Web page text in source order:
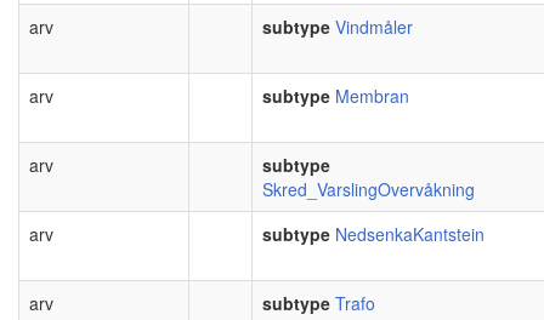
arv subtype Vindmåler
arv subtype Membran
arv
subtype
Skred_VarslingOvervåkning
arv
subtype NedsenkaKantstein
arv subtype Trafo